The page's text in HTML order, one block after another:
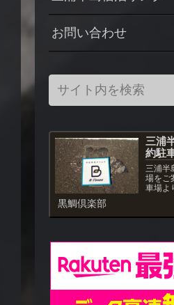
お問い合わせ
三浦
約駐
三浦半
場をご
車場よ
く、
黒鯛倶楽部